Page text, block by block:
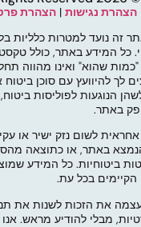
הצהרת נגישות | הצהרת
זה נועד למטרות כלליות
כל המידע באתר, כולל
שהוא" ואינו מהווה
לך להיוועץ עם סוכן ביטוח
הנוגעות לפוליסות
באתר.
לשום נזק ישיר או
באתר, או כתוצאה
ביטוחיות. כל המידע
הקיימים בכל עת.
את הזכות לשנות את
מבלי להודיע מראש. אנו